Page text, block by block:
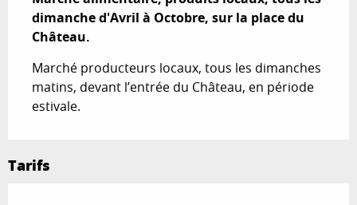
dimanche d'Avril à Octobre, sur la place du
Château.
Marché producteurs locaux, tous les dimanches
matins, devant l’entrée du Château, en période
estivale.
Tarifs